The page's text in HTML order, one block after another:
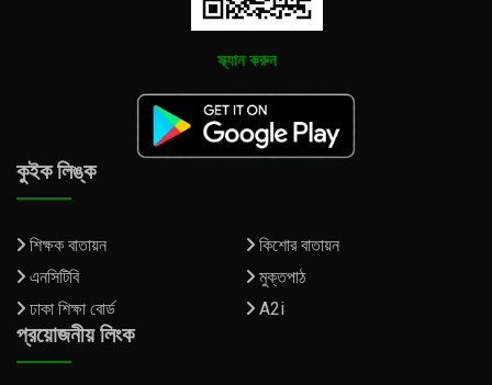
স্ক্যান করুন
কুইক লিঙ্ক
শিক্ষক বাতায়ন
কিশোর বাতায়ন
এনসিটিবি
মুক্তপাঠ
ঢাকা শিক্ষা বোর্ড
A2i
প্রয়োজনীয় লিংক